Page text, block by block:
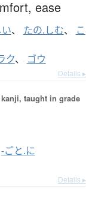
ease
、 たの.しむ、
こ
ク、 ゴウ
Details ▸
taught in grade
-ごと.に
Details ▸